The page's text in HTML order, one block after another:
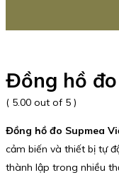
Đồng hồ
( 5.00 out of 5 )
Đồng hồ đo Supmea
cảm biến và thiết bị tự
thành lập trong nhiều